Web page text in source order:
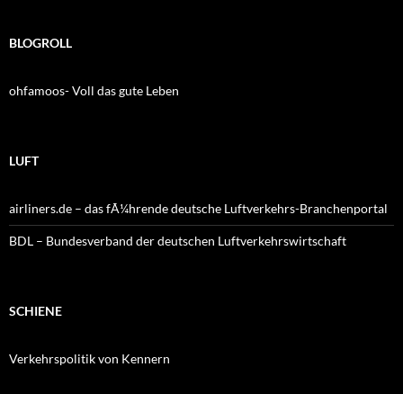
BLOGROLL
ohfamoos- Voll das gute Leben
LUFT
airliners.de – das fÃ¼hrende deutsche Luftverkehrs-Branchenportal
BDL – Bundesverband der deutschen Luftverkehrswirtschaft
SCHIENE
Verkehrspolitik von Kennern